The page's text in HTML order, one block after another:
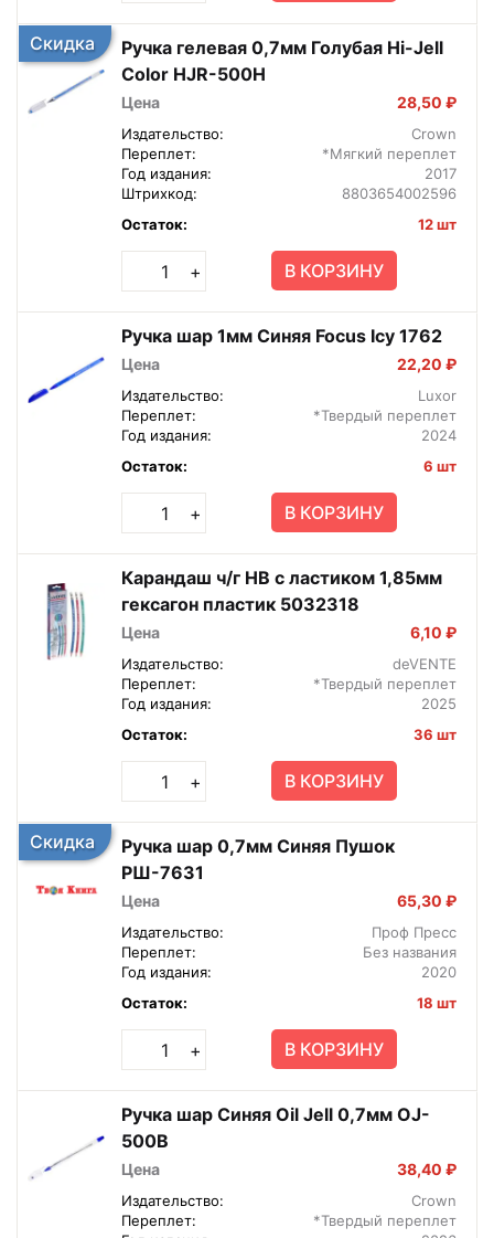
Скидка
Ручка гелевая 0,7мм Голубая Hi-Jell
Color HJR-500H
Цена 28,50 ₽
Издательство:
Crown
Переплет:
*Мягкий переплет
Год издания:
2017
Штрихкод:
8803654002596
Остаток:
12 шт
+ В КОРЗИНУ
Ручка шар 1мм Синяя Focus Icy 1762
Цена 22,20 ₽
Издательство:
Luxor
Переплет:
*Твердый переплет
Год издания:
2024
Остаток:
6 шт
+ В КОРЗИНУ
Карандаш ч/г HB с ластиком 1,85мм
гексагон пластик 5032318
Цена 6,10 ₽
Издательство:
deVENTE
Переплет:
*Твердый переплет
Год издания:
2025
Остаток:
36 шт
+ В КОРЗИНУ
Скидка
Ручка шар 0,7мм Синяя Пушок
РШ-7631
Цена 65,30 ₽
Издательство:
Проф Пресс
Переплет:
Без названия
Год издания:
2020
Остаток:
18 шт
+ В КОРЗИНУ
Ручка шар Синяя Oil Jell 0,7мм OJ-
500B
Цена 38,40 ₽
Издательство:
Crown
Переплет:
*Твердый переплет